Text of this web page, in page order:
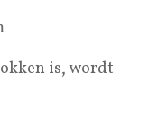
is, wordt